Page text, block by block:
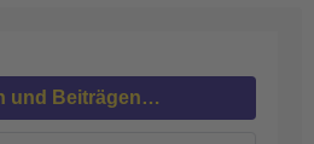
und Beiträgen…